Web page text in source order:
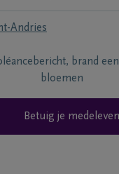
Andries
brand
bloemen
Betuig je medeleven